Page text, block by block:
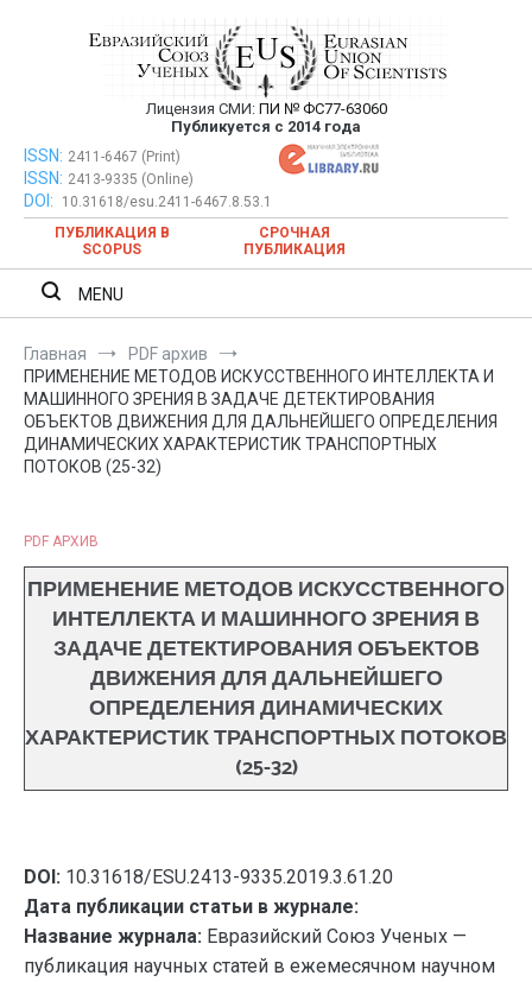
Евразийский Союз Ученых —
публикация научных статей в
ежемесячном научном журнале
Лицензия СМИ: ПИ № ФС77-63060
Публикуется с 2014 года
Евразийский Союз Ученых — публикация научных статей в
ежемесячном научном журнале
ISSN: 2411-6467 (Print)
ISSN: 2413-9335 (Online)
DOI:
10.31618/esu.2411-6467.8.53.1
ПУБЛИКАЦИЯ В
SCOPUS
СРОЧНАЯ
ПУБЛИКАЦИЯ
MENU
Главная
PDF архив
ПРИМЕНЕНИЕ МЕТОДОВ ИСКУССТВЕННОГО ИНТЕЛЛЕКТА И
МАШИННОГО ЗРЕНИЯ В ЗАДАЧЕ ДЕТЕКТИРОВАНИЯ
ОБЪЕКТОВ ДВИЖЕНИЯ ДЛЯ ДАЛЬНЕЙШЕГО ОПРЕДЕЛЕНИЯ
ДИНАМИЧЕСКИХ ХАРАКТЕРИСТИК ТРАНСПОРТНЫХ
ПОТОКОВ (25-32)
PDF АРХИВ
ПРИМЕНЕНИЕ МЕТОДОВ ИСКУССТВЕННОГО
ИНТЕЛЛЕКТА И МАШИННОГО ЗРЕНИЯ В
ЗАДАЧЕ ДЕТЕКТИРОВАНИЯ ОБЪЕКТОВ
ДВИЖЕНИЯ ДЛЯ ДАЛЬНЕЙШЕГО
ОПРЕДЕЛЕНИЯ ДИНАМИЧЕСКИХ
ХАРАКТЕРИСТИК ТРАНСПОРТНЫХ ПОТОКОВ
(25-32)
DOI: 10.31618/ESU.2413-9335.2019.3.61.20
Дата публикации статьи в журнале:
Название журнала: Евразийский Союз Ученых —
публикация научных статей в ежемесячном научном